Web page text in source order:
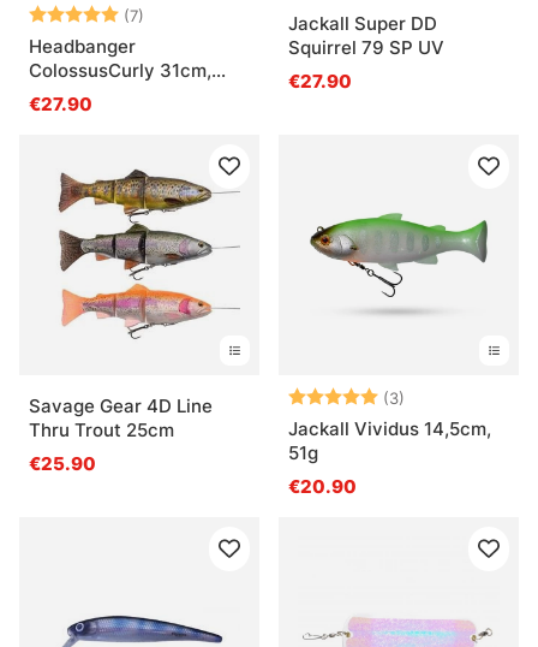
Arvio: (7)
Headbanger
ColossusCurly 31cm,
170g
€27.90
Jackall Super DD
Squirrel 79 SP UV
€27.90
Savage Gear 4D Line
Thru Trout 25cm
€25.90
Arvio: (3)
Jackall Vividus 14,5cm,
51g
€20.90